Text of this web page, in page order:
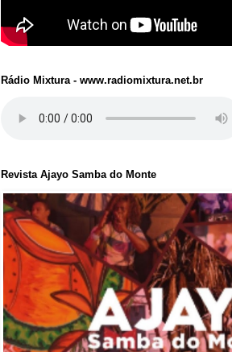
Rádio Mixtura - www.radiomixtura.net.br
Revista Ajayo Samba do Monte